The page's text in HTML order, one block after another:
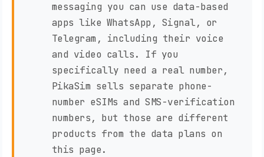
messaging you can use data-based
apps like WhatsApp, Signal, or
Telegram, including their voice
and video calls. If you
specifically need a real number,
PikaSim sells separate phone-
number eSIMs and SMS-verification
numbers, but those are different
products from the data plans on
this page.